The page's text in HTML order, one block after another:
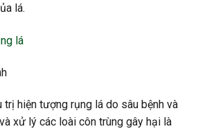
lá.
hiện tượng rụng lá do sâu bệnh và
xử lý các loài côn trùng gây hại là